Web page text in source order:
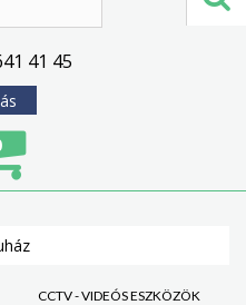
41 45
CCTV - VIDEÓS ESZKÖZÖK